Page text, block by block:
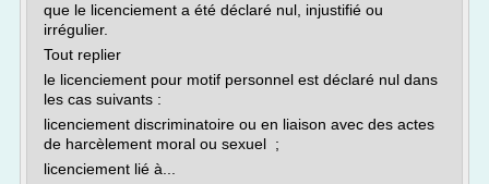
que le licenciement a été déclaré nul, injustifié ou
irrégulier.
Tout replier
le licenciement pour motif personnel est déclaré nul dans
les cas suivants :
licenciement discriminatoire ou en liaison avec des actes
de harcèlement moral ou sexuel ;
licenciement lié à...